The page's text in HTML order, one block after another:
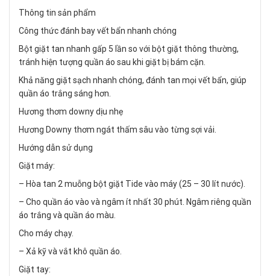
Thông tin sản phẩm
Công thức đánh bay vết bẩn nhanh chóng
Bột giặt tan nhanh gấp 5 lần so với bột giặt thông thường,
tránh hiện tượng quần áo sau khi giặt bị bám cặn.
Khả năng giặt sạch nhanh chóng, đánh tan mọi vết bẩn, giúp
quần áo trắng sáng hơn.
Hương thơm downy dịu nhẹ
Hương Downy thơm ngát thấm sâu vào từng sợi vải.
Hướng dẫn sử dụng
Giặt máy:
– Hòa tan 2 muỗng bột giặt Tide vào máy (25 – 30 lít nước).
– Cho quần áo vào và ngâm ít nhất 30 phút. Ngâm riêng quần
áo trắng và quần áo màu.
Cho máy chạy.
– Xả kỹ và vắt khô quần áo.
Giặt tay: